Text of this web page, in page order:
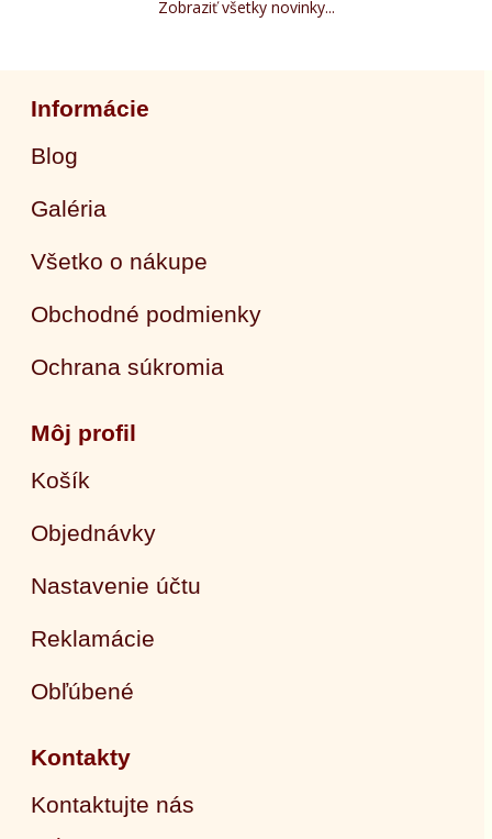
Zobraziť všetky novinky...
Informácie
Blog
Galéria
Všetko o nákupe
Obchodné podmienky
Ochrana súkromia
Môj profil
Košík
Objednávky
Nastavenie účtu
Reklamácie
Obľúbené
Kontakty
Kontaktujte nás